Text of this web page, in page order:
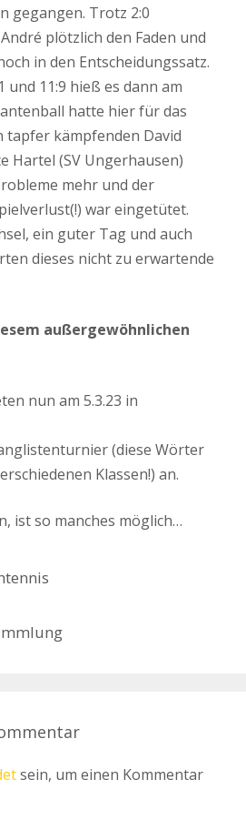
gegangen. Trotz 2:0
plötzlich den Faden und
in den Entscheidungssatz.
und 11:9 hieß es dann am
hatte hier für das
tapfer kämpfenden David
Hartel (SV Ungerhausen)
mehr und der
war eingetütet.
ein guter Tag und auch
dieses nicht zu erwartende
außergewöhnlichen
nun am 5.3.23 in
(diese Wörter
Klassen!) an.
ist so manches möglich…
sein, um einen Kommentar